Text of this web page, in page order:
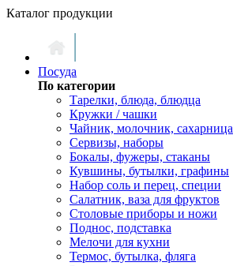
Каталог продукции
Посуда
По категории
Тарелки, блюда, блюдца
Кружки / чашки
Чайник, молочник, сахарница
Сервизы, наборы
Бокалы, фужеры, стаканы
Кувшины, бутылки, графины
Набор соль и перец, специи
Салатник, ваза для фруктов
Столовые приборы и ножи
Поднос, подставка
Мелочи для кухни
Термос, бутылка, фляга